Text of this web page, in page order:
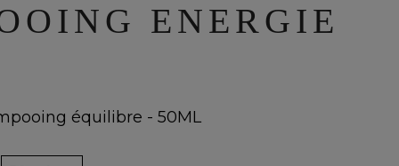
ENERGIE
équilibre - 50ML